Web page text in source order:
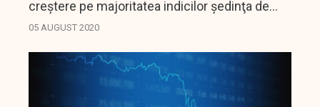
creştere pe majoritatea indicilor şedinţa de
miercuri, iar rulajul se cifra la 841.739 de lei
tranzacţionare.
05 AUGUST 2020